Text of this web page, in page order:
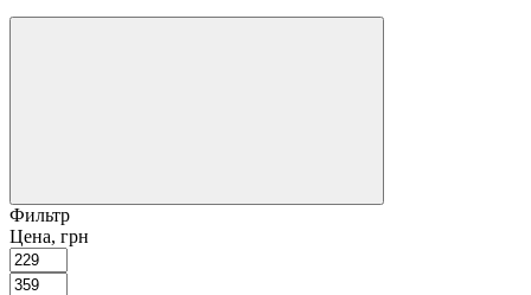
Фильтр
Цена, грн